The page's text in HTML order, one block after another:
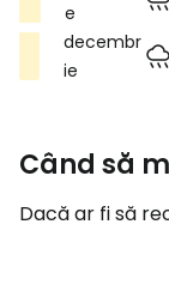
e
decembr
ie
Când să
Dacă ar fi să